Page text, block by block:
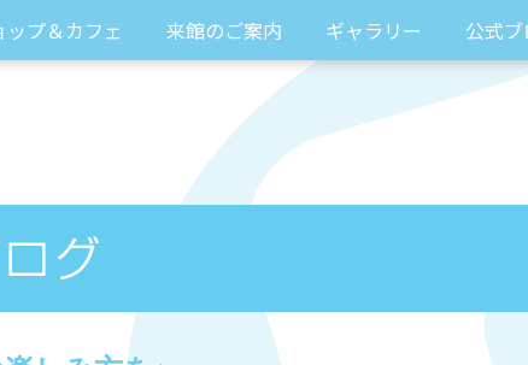
ップ＆カフェ 来館のご案内 ギャラリー 公式